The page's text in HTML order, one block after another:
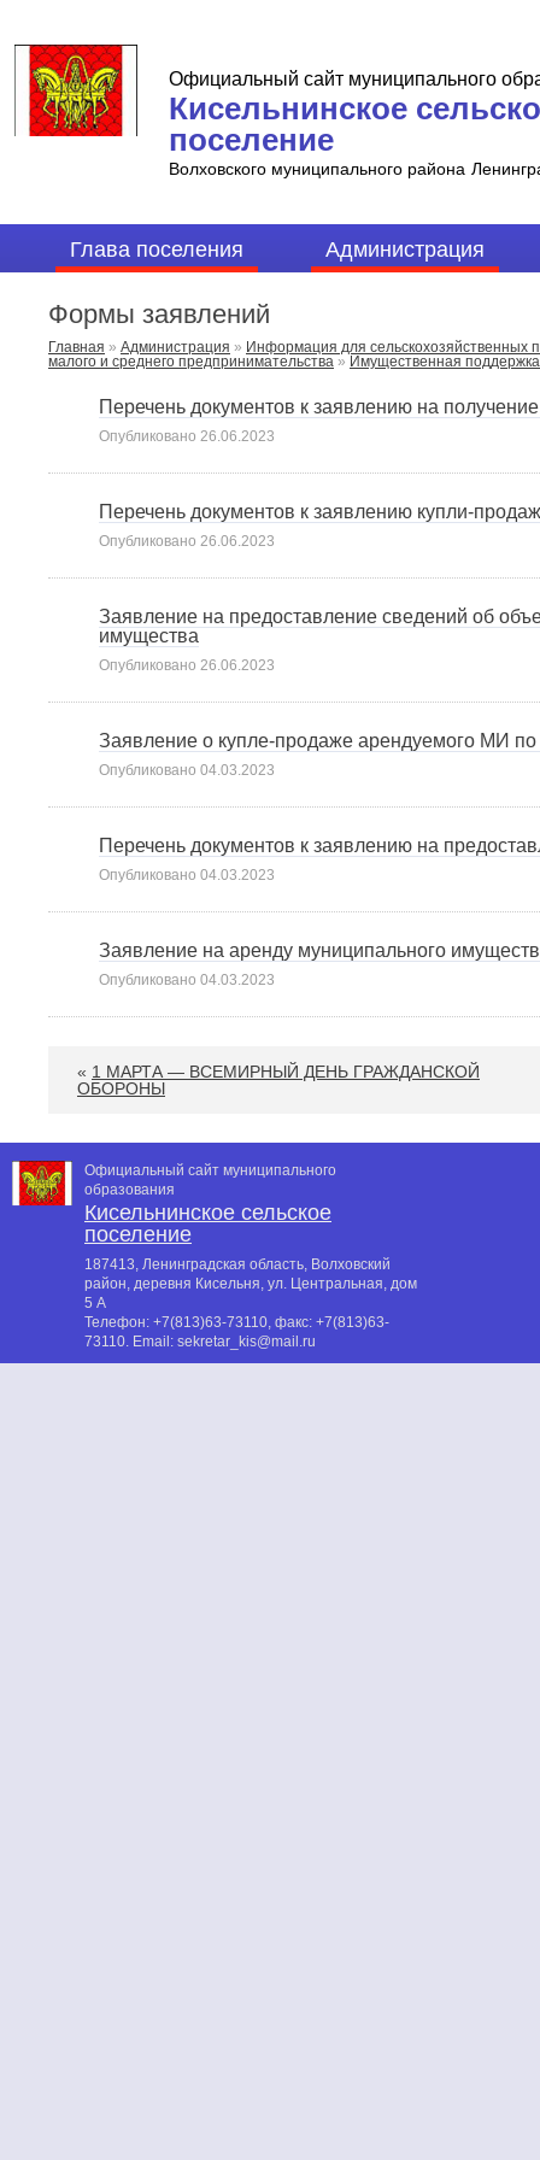
Официальный сайт муниципального
Кисельнинское
поселение
Волховского муниципального района
Глава поселения Администрация
Формы заявлений
Главная » Администрация » Информация для сельскохозяйственных
малого и среднего предпринимательства » Имущественная
Перечень документов к заявлению на
Опубликовано 26.06.2023
Перечень документов к заявлению купли-
Опубликовано 26.06.2023
Заявление на предоставление сведений об
имущества
Опубликовано 26.06.2023
Заявление о купле-продаже арендуемого МИ
Опубликовано 04.03.2023
Перечень документов к заявлению на
Опубликовано 04.03.2023
Заявление на аренду муниципального
Опубликовано 04.03.2023
« 1 МАРТА — ВСЕМИРНЫЙ ДЕНЬ ГРАЖДАНСКОЙ
ОБОРОНЫ
Официальный сайт муниципального
образования
Кисельнинское сельское
поселение
187413, Ленинградская область, Волховский
район, деревня Кисельня, ул. Центральная, дом
5 А
Телефон: +7(813)63-73110, факс: +7(813)63-
73110. Email: sekretar_kis@mail.ru